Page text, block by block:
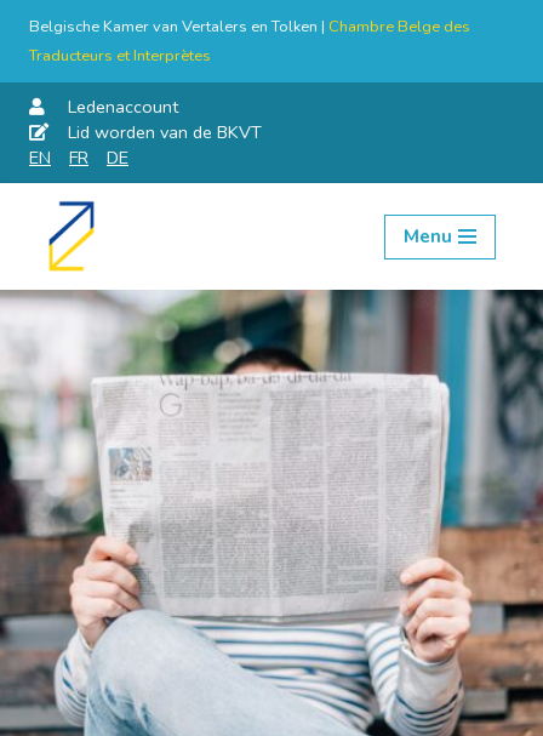
Belgische Kamer van Vertalers en Tolken | Chambre Belge des
Traducteurs et Interprètes
Ledenaccount
Lid worden van de BKVT
EN
FR DE
Skip
content
Menu